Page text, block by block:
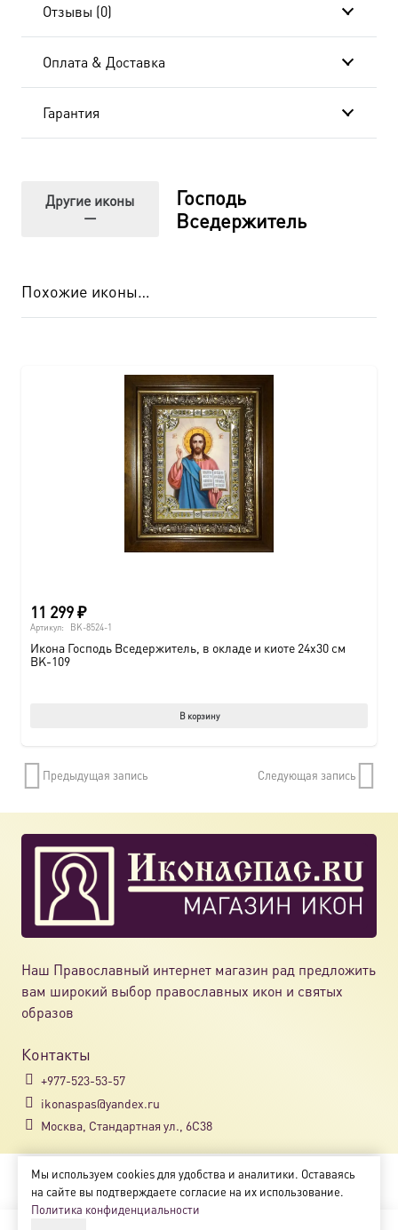
Отзывы (0)
Оплата & Доставка
Гарантия
Другие иконы
—
Господь
Вседержитель
Похожие иконы…
11 299₽
Артикул: BK-8524-1
Икона Господь Вседержитель, в окладе и киоте 24х30 см
BK-109
В корзину
Предыдущая запись Следующая запись
Наш Православный интернет магазин рад предложить
вам широкий выбор православных икон и святых
образов
Контакты
+977-523-53-57
ikonaspas@yandex.ru
Москва, Стандартная ул., 6С38
Copyright © 2018-2025
Магазин православных икон «ikonaspas.ru»
Мы используем cookies для удобства и аналитики. Оставаясь
на сайте вы подтверждаете согласие на их использование.
Политика конфиденциальности